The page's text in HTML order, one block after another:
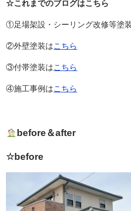
☆これまでのブログはこちら
①足場架設・シーリング改修等塗
②外壁塗装はこちら
③付帯塗装はこちら
④施工事例はこちら
before＆after
☆before